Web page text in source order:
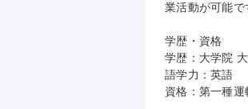
業活動が可能で
学歴・資格
学歴：大学院
語学力：英語
資格：第一種